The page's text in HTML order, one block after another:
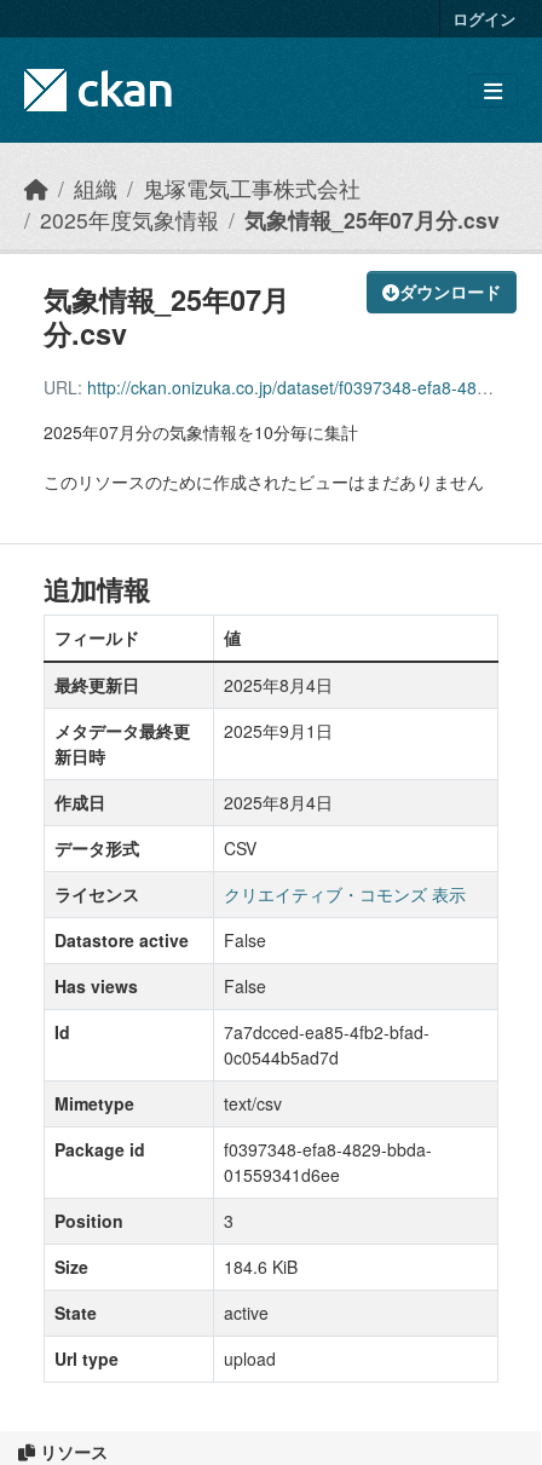
ログイン
組織
鬼塚電気工事株式会社
2025年度気象情報
気象情報_25年07月分.csv
ダウンロード
気象情報_25年07月
分.csv
URL: http://ckan.onizuka.co.jp/dataset/f0397348-efa8-4829-bbda-01559341d6ee/resource/7a7dcced-ea85-4fb2-bfad-0c0544b5ad7d/download/weather_2507.csv
2025年07月分の気象情報を10分毎に集計
このリソースのために作成されたビューはまだありません
リソース
追加情報
フィールド
値
最終更新日
2025年8月4日
メタデータ最終更
新日時
2025年9月1日
作成日
2025年8月4日
データ形式
CSV
ライセンス
クリエイティブ・コモンズ 表示
Datastore active
False
Has views
False
Id
7a7dcced-ea85-4fb2-bfad-
0c0544b5ad7d
Mimetype
text/csv
Package id
f0397348-efa8-4829-bbda-
01559341d6ee
Position
3
Size
184.6 KiB
State
active
Url type
upload